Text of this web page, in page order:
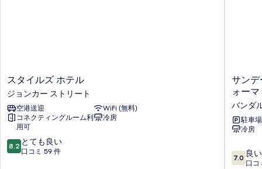
ス
タ
イ
ル
ズ
テ
ル
スタイルズ ホテル
ジョンカー ストリート
空港送迎
WiFi (無料)
コネクティングルーム利
用可
冷房
10
段
8.2 とても良い
口コミ 59 件
サ
ン
デ
ー
マ
ラ
カ
ニ
サンデ
ォー
バンダ
駐車
冷房
10
段
7.0 良い
口コ